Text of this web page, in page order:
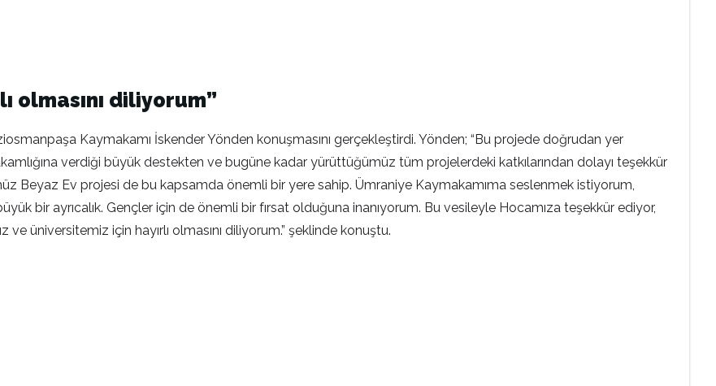
olmasını diliyorum”
Kaymakamı İskender Yönden konuşmasını gerçekleştirdi. Yönden; “Bu projede doğrudan yer
verdiği büyük destekten ve bugüne kadar yürüttüğümüz tüm projelerdeki katkılarından dolayı teşekkür
Beyaz Ev projesi de bu kapsamda önemli bir yere sahip. Ümraniye Kaymakamıma seslenmek istiyorum,
bir ayrıcalık. Gençler için de önemli bir fırsat olduğuna inanıyorum. Bu vesileyle Hocamıza teşekkür ediyor,
ve üniversitemiz için hayırlı olmasını diliyorum.” şeklinde konuştu.